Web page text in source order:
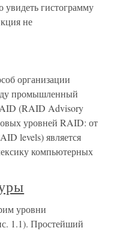
гистограмму
не
организации
промышленный
(RAID Advisory
уровней RAID: от
levels) является
компьютерных
уровни
1.1). Простейший